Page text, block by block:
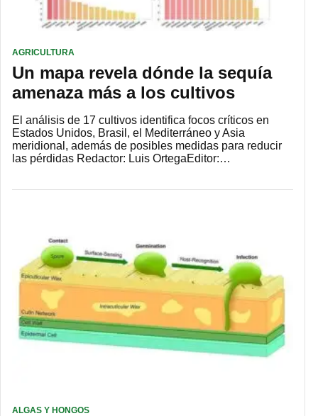
AGRICULTURA
Un mapa revela dónde la sequía
amenaza más a los cultivos
El análisis de 17 cultivos identifica focos críticos en
Estados Unidos, Brasil, el Mediterráneo y Asia
meridional, además de posibles medidas para reducir
las pérdidas Redactor: Luis OrtegaEditor:…
ALGAS Y HONGOS